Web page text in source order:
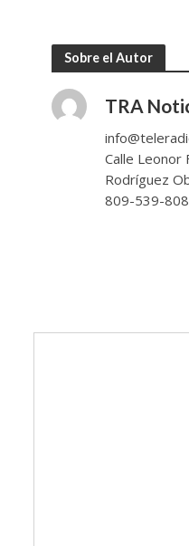
Sobre el Autor
TRA
Calle Leonor
Rodríguez
809-539-